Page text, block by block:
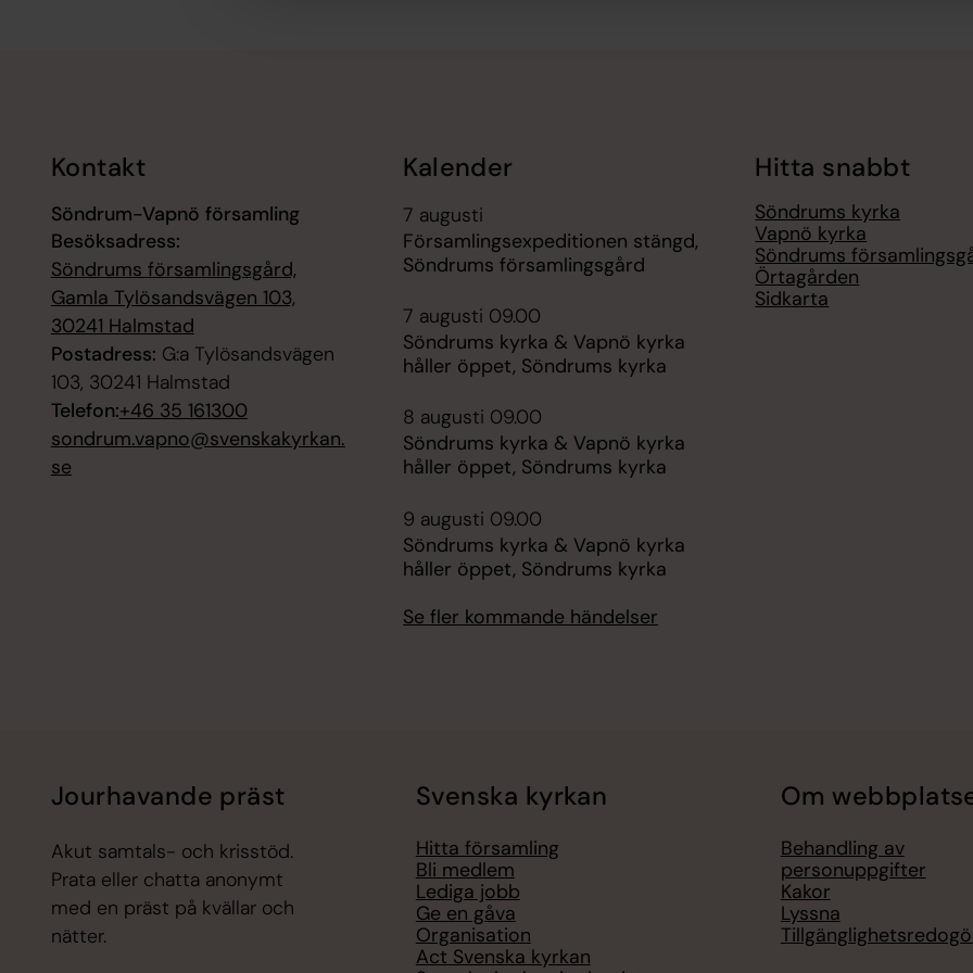
Kontakt
Söndrum-Vapnö församling
Besöksadress:
Söndrums församlingsgård,
Gamla Tylösandsvägen 103,
30241 Halmstad
Postadress: G:a Tylösandsvägen
103, 30241 Halmstad
Telefon:+46 35 161300
sondrum.vapno@svenskakyrkan.
se
Kalender
7 augusti
Församlingsexpeditionen stängd,
Söndrums församlingsgård
7 augusti 09.00
Söndrums kyrka & Vapnö kyrka
håller öppet, Söndrums kyrka
8 augusti 09.00
Söndrums kyrka & Vapnö kyrka
håller öppet, Söndrums kyrka
9 augusti 09.00
Söndrums kyrka & Vapnö kyrka
håller öppet, Söndrums kyrka
Se fler kommande händelser
Hitta snabbt
Söndrums kyrka
Vapnö kyrka
Söndrums
Örtagården
Sidkarta
Jourhavande präst
Akut samtals- och krisstöd.
Prata eller chatta anonymt
med en präst på kvällar och
nätter.
Svenska kyrkan
Hitta församling
Bli medlem
Lediga jobb
Ge en gåva
Organisation
Act Svenska kyrkan
Om
Behandling av
personuppgifter
Kakor
Lyssna